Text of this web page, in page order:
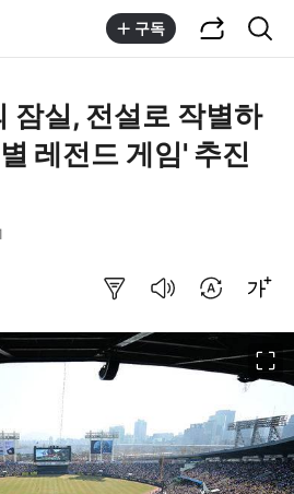
구독
잠실, 전설로 작별하
레전드 게임' 추진